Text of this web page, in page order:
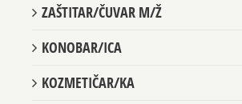
ZAŠTITAR/ČUVAR M/Ž
KONOBAR/ICA
KOZMETIČAR/KA